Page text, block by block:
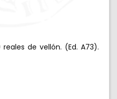
de vellón. (Ed. A73).